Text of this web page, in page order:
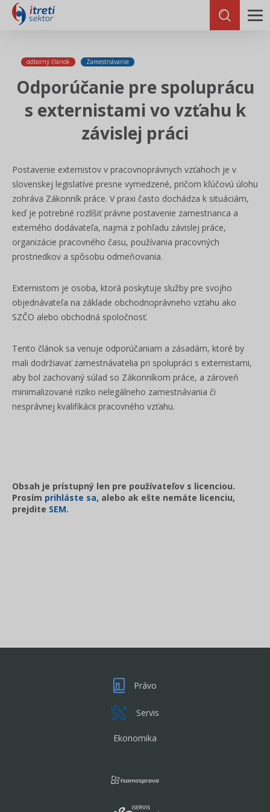
odborný článok Zamestnávanie
Odporúčanie pre spoluprácu
s externistami vo vzťahu k
závislej práci
Postavenie externistov v pracovnoprávnych vzťahoch je v
slovenskej legislatíve presne vymedzené, pričom kľúčovú úlohu
zohráva Zákonník práce. V praxi často dochádza k situáciám,
keď je potrebné rozlíšiť právne postavenie zamestnanca a
externého dodávateľa, najmä z pohľadu závislej práce,
organizácie pracovného času, používania pracovných
prostriedkov a spôsobu odmeňovania.
Externistom je osoba, ktorá poskytuje služby pre svojho
objednávateľa na základe obchodnoprávneho vzťahu ako
SZČO alebo obchodná spoločnosť.
Tento článok sa venuje odporúčaniam a zásadám, ktoré by
mali dodržiavať zamestnávatelia pri spolupráci s externistami,
aby bol zachovaný súlad so Zákonníkom práce, a zároveň
minimalizované riziko nelegálneho zamestnávania či
nesprávnej kvalifikácii pracovného vzťahu.
Obsah je prístupný len pre používateľov s licenciou.
Prosím prihláste sa, alebo ak ešte nemáte licenciu,
prejdite SEM.
Právo
Servis
Ekonomika